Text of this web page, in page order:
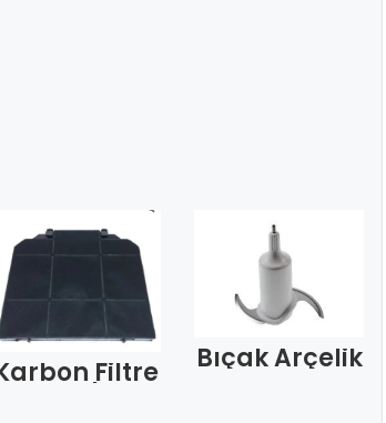
Filtre
Franke
Bıçak Arçelik
Proset Arz